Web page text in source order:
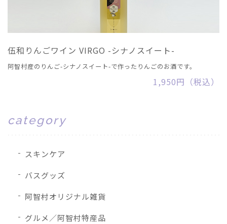
伍和りんごワイン VIRGO -シナノスイート-
阿智村産のりんご-シナノスイート-で作ったりんごのお酒です。
1,950円（税込）
category
スキンケア
バスグッズ
阿智村オリジナル雑貨
グルメ／阿智村特産品